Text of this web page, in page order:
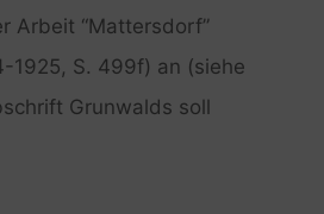
Arbeit “Mattersdorf”
1925, S. 499f) an (siehe
Grunwalds soll